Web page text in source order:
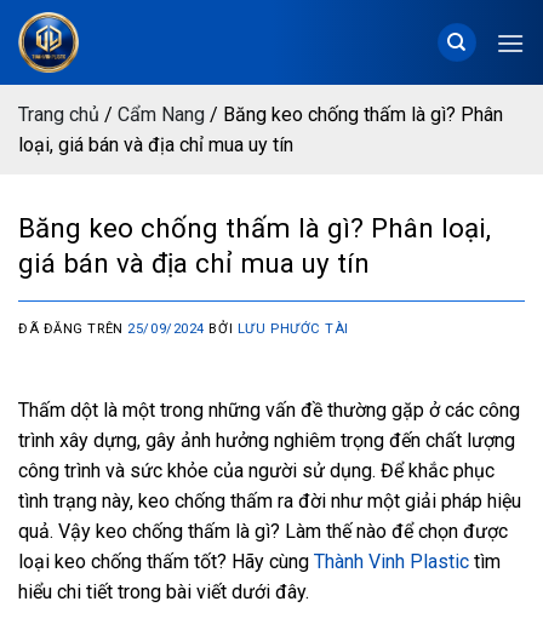
Chuyển
đến
dungTrang chủ / Cẩm Nang / Băng keo chống thấm là gì? Phân
loại, giá bán và địa chỉ mua uy tín
Băng keo chống thấm là gì? Phân loại,
giá bán và địa chỉ mua uy tín
ĐÃ ĐĂNG TRÊN 25/09/2024 BỞI LƯU PHƯỚC TÀI
Thấm dột là một trong những vấn đề thường gặp ở các công
trình xây dựng, gây ảnh hưởng nghiêm trọng đến chất lượng
công trình và sức khỏe của người sử dụng. Để khắc phục
tình trạng này, keo chống thấm ra đời như một giải pháp hiệu
quả. Vậy keo chống thấm là gì? Làm thế nào để chọn được
loại keo chống thấm tốt? Hãy cùng Thành Vinh Plastic tìm
hiểu chi tiết trong bài viết dưới đây.